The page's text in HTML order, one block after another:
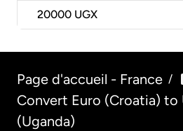
20000 UGX
Page d'accueil - France /
Convert Euro (Croatia) to
(Uganda)